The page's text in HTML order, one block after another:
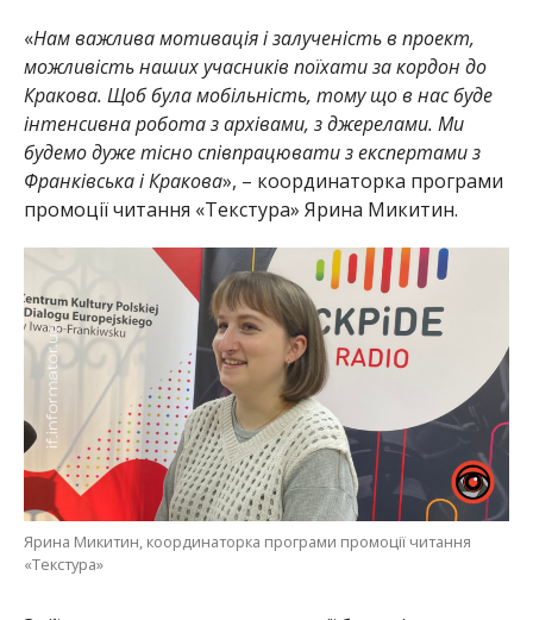
«Нам важлива мотивація і залученість в проект,
можливість наших учасників поїхати за кордон до
Кракова. Щоб була мобільність, тому що в нас буде
інтенсивна робота з архівами, з джерелами. Ми
будемо дуже тісно співпрацювати з експертами з
Франківська і Кракова», – координаторка програми
промоції читання «Текстура» Ярина Микитин.
Ярина Микитин, координаторка програми промоції читання
«Текстура»